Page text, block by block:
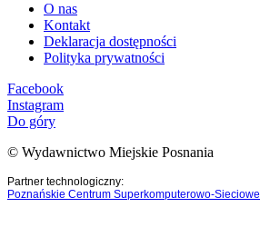
O nas
Kontakt
Deklaracja dostępności
Polityka prywatności
Facebook
Instagram
Do góry
© Wydawnictwo Miejskie Posnania
Partner technologiczny:
Poznańskie Centrum Superkomputerowo-Sieciowe